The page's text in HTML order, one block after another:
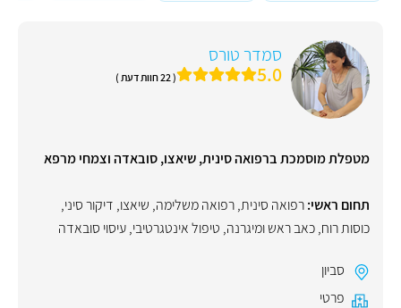
סמדר טורס
5.0 ( 22 חוות דעת )
מטפלת מוסמכת ברפואה סינית, שיאצו, סובאדה וצמחי מרפא
תחום ראשי:רפואה סינית,רפואה משלימה, שיאצו, דיקור סיני,
כוסות רוח,כאב ראש ומיגרנה, טיפול אינטגרטיבי,עיסוי סובאדה
סביון
פרטי